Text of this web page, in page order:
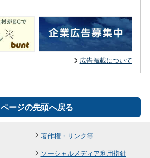
広告掲載について
ページの先頭へ戻る
著作権・リンク等
ソーシャルメディア利用指針